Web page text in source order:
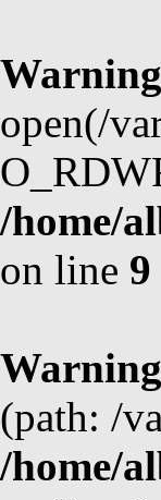
Warning
open(/
/home/
on line 9
Warning
(path: /
/home/